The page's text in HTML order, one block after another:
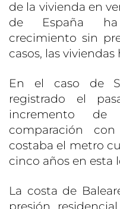
de la vivienda en
de España ha
crecimiento sin
casos, las
En el caso de
registrado el
incremento
comparación
costaba el metro
cinco años en esta
La costa de